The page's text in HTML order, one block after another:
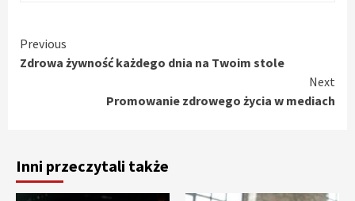
Continue
Reading
Previous
Zdrowa żywność każdego dnia na Twoim stole
Next
Promowanie zdrowego życia w mediach
Inni przeczytali także